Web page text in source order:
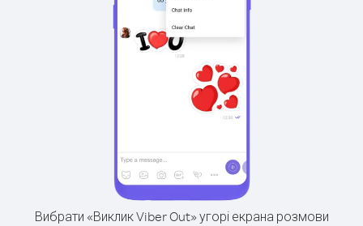
Вибрати «Виклик Viber Out» угорі екрана розмови